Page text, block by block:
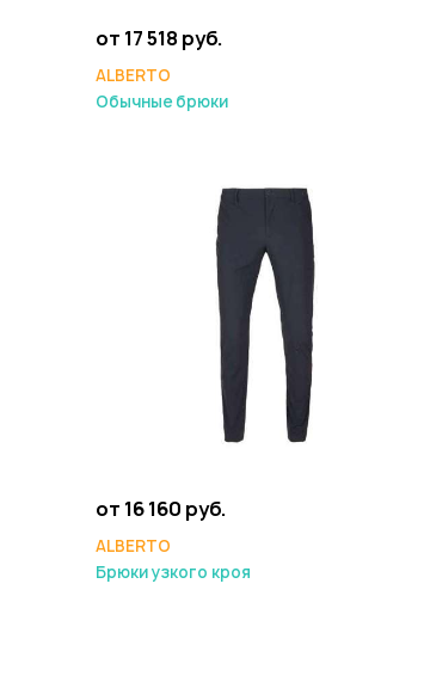
от 17 518 руб.
ALBERTO
Обычные брюки
от 16 160 руб.
ALBERTO
Брюки узкого кроя